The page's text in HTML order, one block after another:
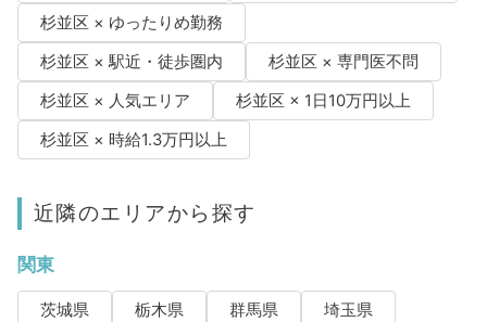
杉並区 × ゆったりめ勤務
杉並区 × 駅近・徒歩圏内
杉並区 × 専門医不問
杉並区 × 人気エリア
杉並区 × 1日10万円以上
杉並区 × 時給1.3万円以上
近隣のエリアから探す
関東
茨城県 栃木県 群馬県
埼玉県